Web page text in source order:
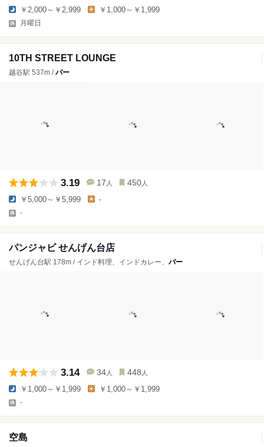
￥2,000～￥2,999 ￥1,000～￥1,999
月曜日
10TH STREET LOUNGE
越谷駅 537m /バー
3.19 17 人 450 人
￥5,000～￥5,999 -
-
パンジャビ せんげん台店
せんげん台駅 178m / インド料理、インドカレー、 バー
3.14 34 人 448 人
￥1,000～￥1,999 ￥1,000～￥1,999
-
空島